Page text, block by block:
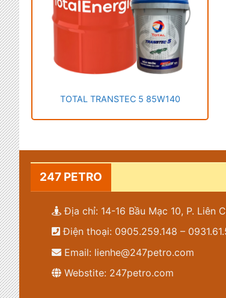
TOTAL TRANSTEC 5 85W140
247 PETRO
Địa chỉ: 14-16 Bầu Mạc 10, P. Liên
Điện thoại: 0905.259.148 –
Email: lienhe@247petro.com
Webstite: 247petro.com